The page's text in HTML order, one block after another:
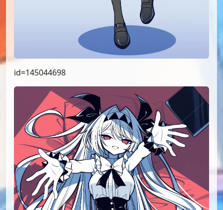
id=145044698